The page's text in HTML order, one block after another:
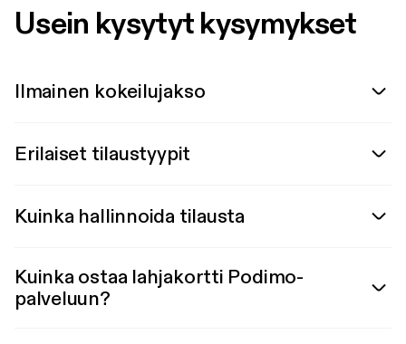
Usein kysytyt kysymykset
Ilmainen kokeilujakso
Erilaiset tilaustyypit
Kuinka hallinnoida tilausta
Kuinka ostaa lahjakortti Podimo-
palveluun?